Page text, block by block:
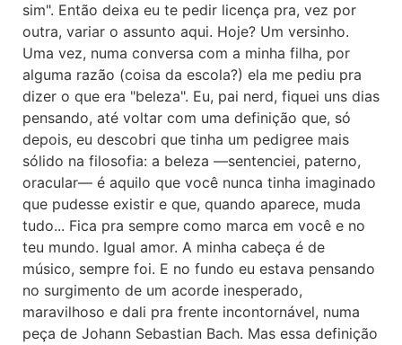
sim". Então deixa eu te pedir licença pra, vez por
outra, variar o assunto aqui. Hoje? Um versinho.
Uma vez, numa conversa com a minha filha, por
alguma razão (coisa da escola?) ela me pediu pra
dizer o que era "beleza". Eu, pai nerd, fiquei uns dias
pensando, até voltar com uma definição que, só
depois, eu descobri que tinha um pedigree mais
sólido na filosofia: a beleza —sentenciei, paterno,
oracular— é aquilo que você nunca tinha imaginado
que pudesse existir e que, quando aparece, muda
tudo... Fica pra sempre como marca em você e no
teu mundo. Igual amor. A minha cabeça é de
músico, sempre foi. E no fundo eu estava pensando
no surgimento de um acorde inesperado,
maravilhoso e dali pra frente incontornável, numa
peça de Johann Sebastian Bach. Mas essa definição